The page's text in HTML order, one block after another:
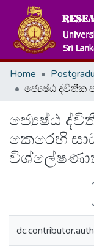
Home
ජ්‍යෙෂ්ඨ
කෙරෙහි